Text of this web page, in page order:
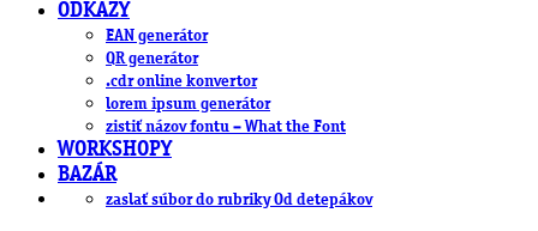
ODKAZY
EAN generátor
QR generátor
.cdr online konvertor
lorem ipsum generátor
zistiť názov fontu – What the Font
WORKSHOPY
BAZÁR
zaslať súbor do rubriky Od detepákov